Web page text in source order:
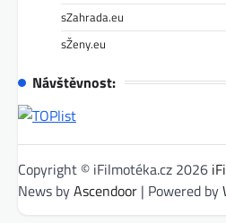
sZahrada.eu
sŽeny.eu
Návštěvnost:
Copyright © iFilmotéka.cz 2026
News byAscendoor | Powered by